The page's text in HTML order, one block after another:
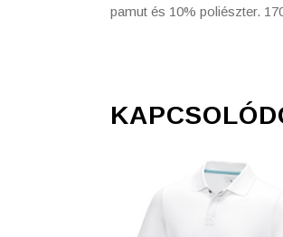
pamut és 10% poliészter.